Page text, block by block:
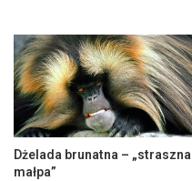
Dżelada brunatna – „straszna
małpa”